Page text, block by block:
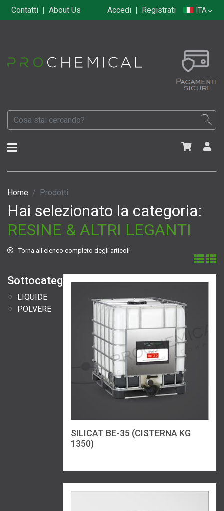
Contatti | About Us ITA
Accedi | Registrati
Home Prodotti
Hai selezionato la categoria:
RESINE & ALTRI LEGANTI
Torna all'elenco completo degli articoli
Sottocategorie:
LIQUIDE
POLVERE
SILICAT BE-35 (CISTERNA KG
1350)